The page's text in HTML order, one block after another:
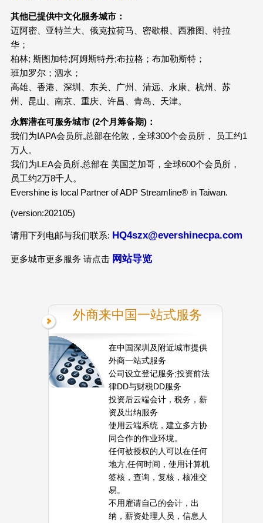
其他已提供中文化服务城市：
迈阿密、亚特兰大、俄克拉荷马、密歇根、西雅图、特拉
华；
柏林; 斯图加特;阿姆斯特丹;布拉格；布加勒斯特；
班加罗尔；泗水；
高雄、香港、深圳、东关、广州、清远、永康、杭州、苏
州、昆山、南京、重庆、许昌、青岛、天津。
永辉潜在可服务城市 (2个月筹备期)：
我们为IAPA会员所,总部在伦敦，全球300个会员所， 员工约1
万人。
我们为LEA会员所.总部在 美国芝加哥，全球600个会员所，
员工约2万8千人。
Evershine is local Partner of ADP Streamline® in Taiwan.
(version:202105)
请用下列电邮与我们联系: HQ4szx@evershinecpa.com
更多城市更多服务 请点击 网站导览
外商来中国一站式服务
在中国深圳及附近城市提供
外商一站式服务
公司设立登记服务;投资前法
律DD与财税DD服务
投资后云端会计，税务，薪
资及出纳服务
使用云端系统，建立多方协
同合作的作业环境。
任何被授权的人可以在任何
地方,任何时间，使用计算机
签核，查询，复核，核准交
易。
不用雇请自己的会计，出
纳，薪资处理人员，信息人